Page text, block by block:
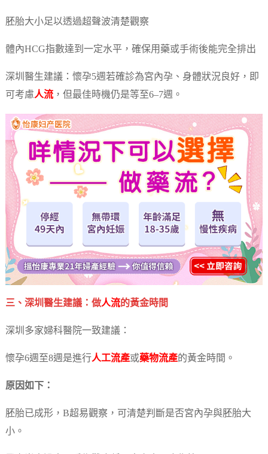
胚胎大小足以透過超聲波清楚觀察
體內HCG指數達到一定水平，確保用藥或手術後能完全排出
深圳醫生建議：懷孕5週若確診為宮內孕、身體狀況良好，即
可考慮人流，但最佳時機仍是等至6–7週。
三、深圳醫生建議：做人流的黃金時間
深圳多家婦科醫院一致建議：
懷孕6週至8週是進行人工流產或藥物流產的黃金時間。
原因如下：
胚胎已成形，B超易觀察，可清楚判斷是否宮內孕與胚胎大
小。